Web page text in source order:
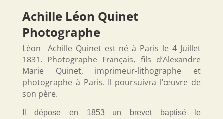
Achille Léon Quinet
Photographe
Léon Achille Quinet est né à Paris le 4 Juillet
1831. Photographe Français, fils d’Alexandre
Marie Quinet, imprimeur-lithographe et
photographe à Paris. Il poursuivra l’œuvre de
son père.
Il dépose en 1853 un brevet baptisé le